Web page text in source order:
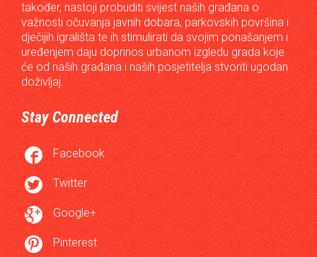
također, nastoji probuditi svijest naših građana o
važnosti očuvanja javnih dobara, parkovskih površina i
dječijih igrališta te ih stimulirati da svojim ponašanjem i
uređenjem daju doprinos urbanom izgledu grada koje
će od naših građana i naših posjetitelja stvoriti ugodan
doživljaj.
Stay Connected
 Facebook
 Twitter
 Google+
 Pinterest